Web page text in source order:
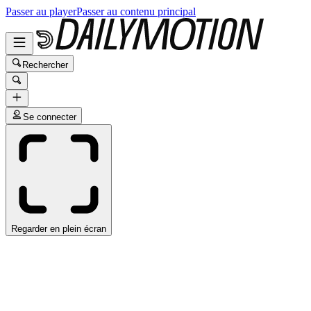
Passer au playerPasser au contenu principal
Rechercher
Se connecter
Regarder en plein écran